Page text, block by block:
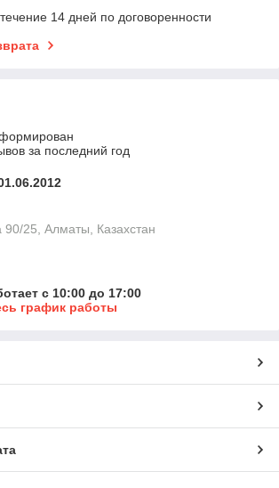
14 дней по договоренности
за последний год
90/25, Алматы, Казахстан
с 10:00 до 17:00
график работы